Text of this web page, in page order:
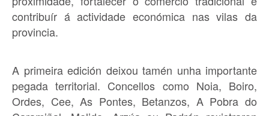
contribuír á actividade económica nas vilas da
provincia.
A primeira edición deixou tamén unha importante
pegada territorial. Concellos como Noia, Boiro,
Ordes, Cee, As Pontes, Betanzos, A Pobra do